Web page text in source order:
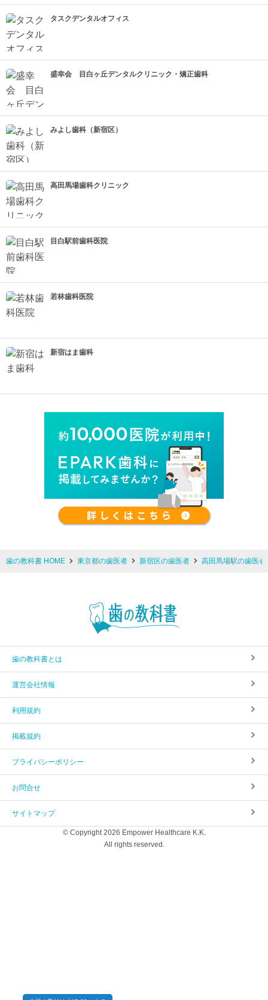
タスクデンタルオフィス
盛幸会 目白ヶ丘デンタルクリニック・矯正歯科
みよし歯科（新宿区）
高田馬場歯科クリニック
目白駅前歯科医院
若林歯科医院
新宿はま歯科
歯の教科書 HOME 東京都の歯医者 新宿区の歯医者 高田馬場駅の歯医者
歯の教科書とは
運営会社情報
利用規約
掲載規約
プライバシーポリシー
お問合せ
サイトマップ
© Copyright 2026 Empower Healthcare K.K.
All rights reserved.